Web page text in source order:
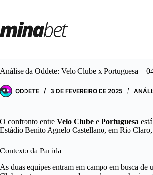
conteúdo
Análise da Oddete: Velo Clube x Portuguesa –
ODDETE 3 DE FEVEREIRO DE 2025
O confronto entre Velo Clube e Portuguesa
Estádio Benito Agnelo Castellano, em Rio
Contexto da Partida
As duas equipes entram em campo em busca